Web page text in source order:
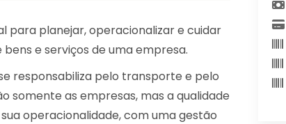
para planejar, operacionalizar e cuidar
e serviços de uma empresa.
responsabiliza pelo transporte e pelo
somente as empresas, mas a qualidade
operacionalidade, com uma gestão